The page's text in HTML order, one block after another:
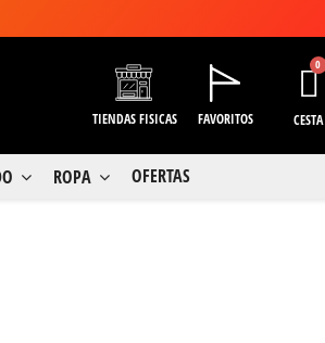
TIENDAS FISICAS FAVORITOS CESTA
ROPA OFERTAS